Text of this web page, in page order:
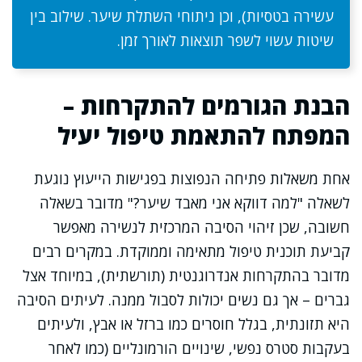
עשירה בטסיות), וכן ניתוחי השתלת שיער. שילוב בין
שיטות עשוי לשפר תוצאות לאורך זמן.
הבנת הגורמים להתקרחות –
המפתח להתאמת טיפול יעיל
אחת משאלות פתיחה הנפוצות בפגישות הייעוץ נוגעת
לשאלה "למה דווקא אני מאבד שיער?" מדובר בשאלה
חשובה, שכן זיהוי הסיבה המרכזית לנשירה מאפשר
קביעת תוכנית טיפול מתאימה וממוקדת. במקרים רבים
מדובר בהתקרחות אנדרוגנטית (תורשתית), במיוחד אצל
גברים – אך גם נשים יכולות לסבול ממנה. לעיתים הסיבה
היא תזונתית, בגלל חוסרים כמו ברזל או אבץ, ולעיתים
בעקבות סטרס נפשי, שינויים הורמונליים (כמו לאחר